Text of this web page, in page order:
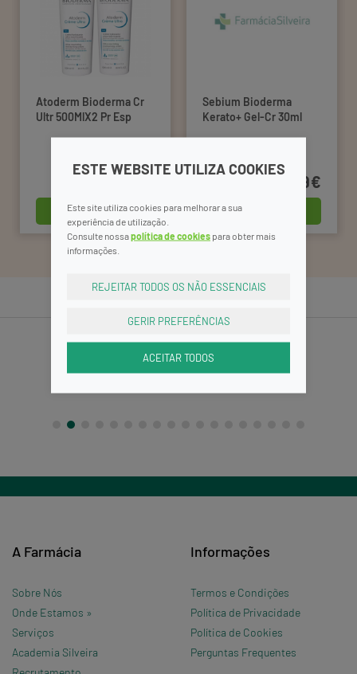
ESTE WEBSITE UTILIZA COOKIES
Este site utiliza cookies para melhorar a sua
experiência de utilização.
Consulte nossapolítica de cookies para obter mais
informações.
REJEITAR TODOS OS NÃO ESSENCIAIS
GERIR PREFERÊNCIAS
ACEITAR TODOS
Atoderm Bioderma Cr
Ultr 500MlX2 Pr Esp
comprar
Sebium Bioderma
Kerato+ Gel-Cr 30ml
comprar
21,99€
A Farmácia
Sobre Nós
Onde Estamos »
Serviços
Academia Silveira
Informações
Termos e Condições
Política de Privacidade
Política de Cookies
Perguntas Frequentes